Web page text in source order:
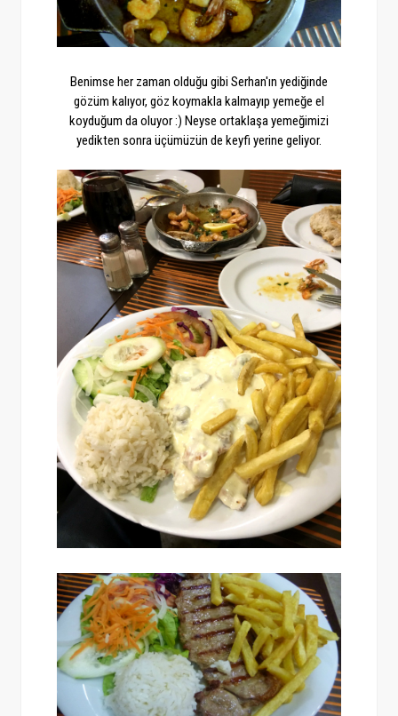
Benimse her zaman olduğu gibi Serhan'ın yediğinde
gözüm kalıyor, göz koymakla kalmayıp yemeğe el
koyduğum da oluyor :) Neyse ortaklaşa yemeğimizi
yedikten sonra üçümüzün de keyfi yerine geliyor.